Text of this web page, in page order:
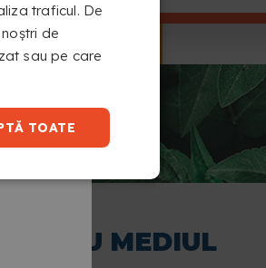
PDF pentru printare.
MEDIUL
traficul. De
de
sau pe care
TOATE